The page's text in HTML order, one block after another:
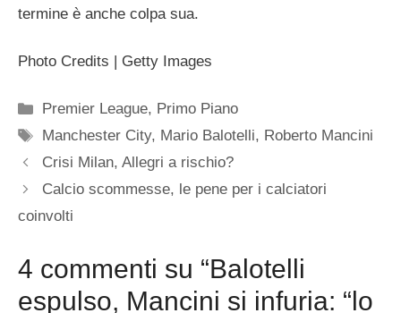
termine è anche colpa sua.
Photo Credits | Getty Images
Categorie
Premier League, Primo Piano
Tag
Manchester City, Mario Balotelli, Roberto Mancini
Crisi Milan, Allegri a rischio?
Calcio scommesse, le pene per i calciatori
coinvolti
4 commenti su “Balotelli
espulso, Mancini si infuria: “lo